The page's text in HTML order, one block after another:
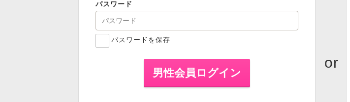
パスワード
パスワードを保存